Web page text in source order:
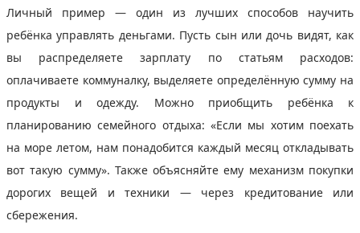
Личный пример — один из лучших способов научить
ребёнка управлять деньгами. Пусть сын или дочь видят, как
вы распределяете зарплату по статьям расходов:
оплачиваете коммуналку, выделяете определённую сумму на
продукты и одежду. Можно приобщить ребёнка к
планированию семейного отдыха: «Если мы хотим поехать
на море летом, нам понадобится каждый месяц откладывать
вот такую сумму». Также объясняйте ему механизм покупки
дорогих вещей и техники — через кредитование или
сбережения.